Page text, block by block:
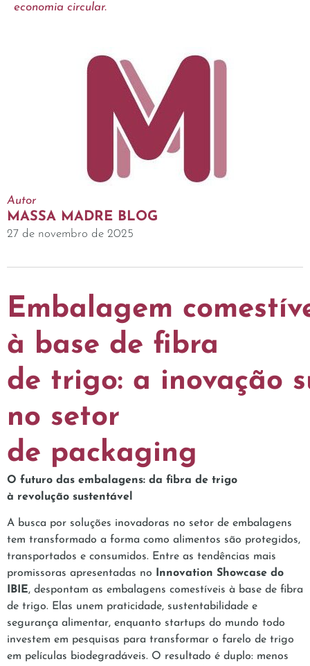
economia circular.
Autor
MASSA MADRE BLOG
27 de novembro de 2025
Embalagem
à base de fibra
de trigo: a inovação
no setor
de packaging
O futuro das embalagens: da fibra de trigo
à revolução sustentável
A busca por soluções inovadoras no setor de embalagens
tem transformado a forma como alimentos são protegidos,
transportados e consumidos. Entre as tendências mais
promissoras apresentadas no
Innovation Showcase do
IBIE, despontam as embalagens comestíveis à base de fibra
de trigo. Elas unem praticidade, sustentabilidade e
segurança alimentar, enquanto startups do mundo todo
investem em pesquisas para transformar o farelo de trigo
em películas biodegradáveis. O resultado é duplo: menos